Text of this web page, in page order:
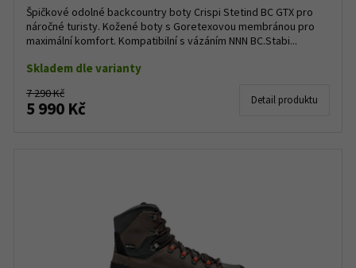
Špičkové odolné backcountry boty Crispi Stetind BC GTX pro
náročné turisty. Kožené boty s Goretexovou membránou pro
maximální komfort. Kompatibilní s vázáním NNN BC.Stabi...
Skladem dle varianty
7 290 Kč
5 990 Kč Detail produktu